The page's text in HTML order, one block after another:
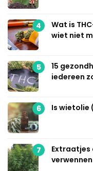
4
Wat is
wiet niet
5
15
iedereen
6 Is wietolie
7
Extraatjes
verwennen